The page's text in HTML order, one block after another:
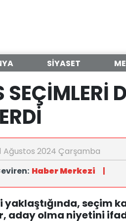
SİYASET
SEÇİMLERİ
Ağustos 2024 Çarşamba
Haber Merkezi |
seçim
aday olma niyetini